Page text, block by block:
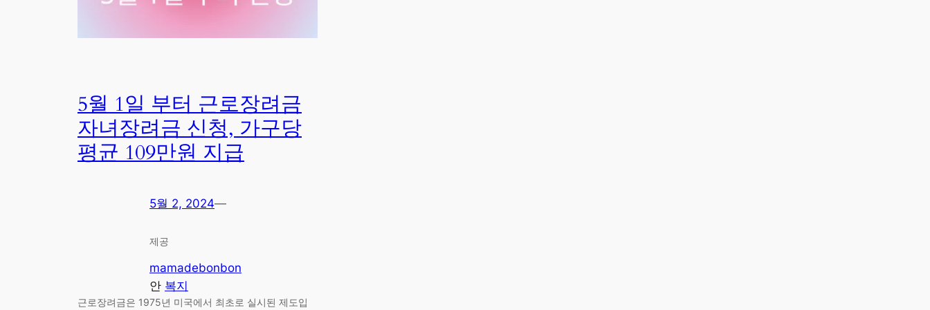
5월 1일 부터 근로장려금
자녀장려금 신청, 가구당
평균 109만원 지급
5월 2, 2024—
제공
mamadebonbon
안 복지
근로장려금은 1975년 미국에서 최초로 실시된 제도입